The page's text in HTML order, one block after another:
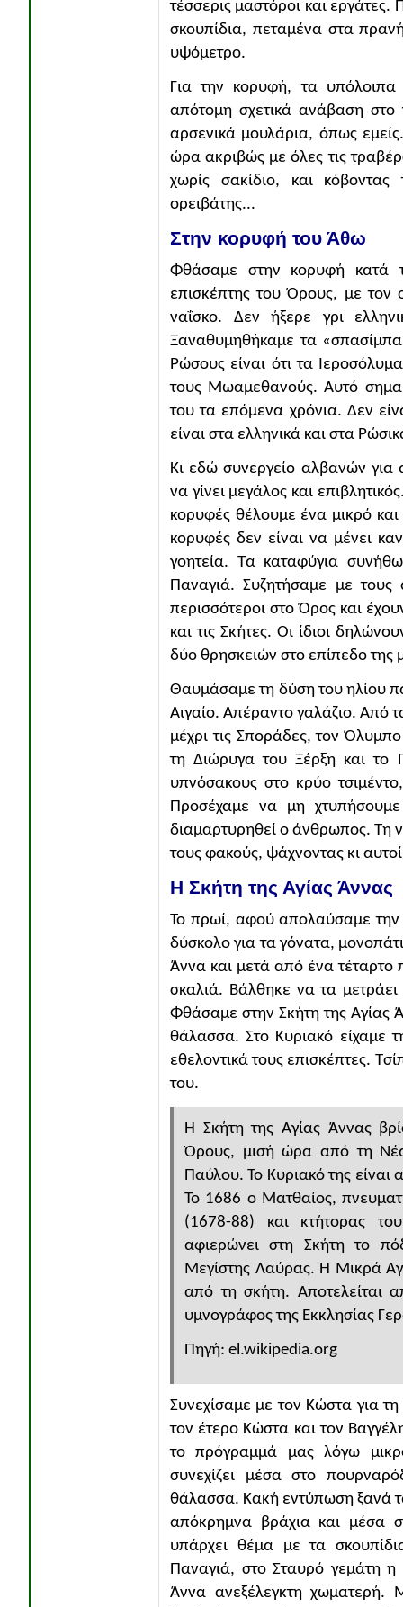
τέσσερις μαστόροι και
σκουπίδια, πεταμένα στα
υψόμετρο.
Για την κορυφή, τα υπόλοιπα
απότομη σχετικά ανάβαση
αρσενικά μουλάρια, όπως
ώρα ακριβώς με όλες τις
χωρίς σακίδιο, και
ορειβάτης...
Στην κορυφή του Άθω
Φθάσαμε στην κορυφή κατά
επισκέπτης του Όρους, με τον
ναΐσκο. Δεν ήξερε γρι
Ξαναθυμηθήκαμε τα
Ρώσους είναι ότι τα
τους Μωαμεθανούς. Αυτό
του τα επόμενα χρόνια. Δεν
είναι στα ελληνικά και στα
Κι εδώ συνεργείο αλβανών για
να γίνει μεγάλος και
κορυφές θέλουμε ένα μικρό
κορυφές δεν είναι να μένει
γοητεία. Τα καταφύγια
Παναγιά. Συζητήσαμε με τους
περισσότεροι στο Όρος και
και τις Σκήτες. Οι ίδιοι
δύο θρησκειών στο επίπεδο της
Θαυμάσαμε τη δύση του ηλίου
Αιγαίο. Απέραντο γαλάζιο. Από
μέχρι τις Σποράδες, τον
τη Διώρυγα του Ξέρξη και το
υπνόσακους στο κρύο
Προσέχαμε να μη
διαμαρτυρηθεί ο άνθρωπος. Τη
τους φακούς, ψάχνοντας κι
Η Σκήτη της Αγίας Άννας
Το πρωί, αφού απολαύσαμε την
δύσκολο για τα γόνατα,
Άννα και μετά από ένα τέταρτο
σκαλιά. Βάλθηκε να τα
Φθάσαμε στην Σκήτη της
θάλασσα. Στο Κυριακό είχαμε
εθελοντικά τους επισκέπτες.
του.
Η Σκήτη της Αγίας Άννας
Όρους, μισή ώρα από τη
Παύλου. Το Κυριακό της
Το 1686 ο Ματθαίος,
(1678-88) και κτήτορας
αφιερώνει στη Σκήτη το
Μεγίστης Λαύρας. Η Μικρά
από τη σκήτη. Αποτελείται
υμνογράφος της Εκκλησίας
Πηγή: el.wikipedia.org
Συνεχίσαμε με τον Κώστα για
τον έτερο Κώστα και τον
το πρόγραμμά μας λόγω
συνεχίζει μέσα στο
θάλασσα. Κακή εντύπωση ξανά
απόκρημνα βράχια και μέσα
υπάρχει θέμα με τα
Παναγιά, στο Σταυρό γεμάτη η
Άννα ανεξέλεγκτη